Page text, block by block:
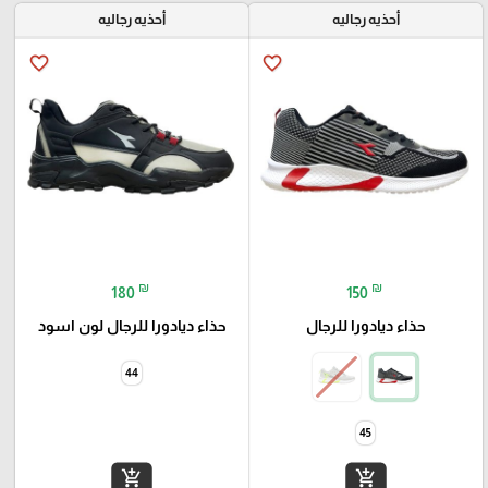
أحذيه رجاليه
favorite_border
150 ₪
حذاء ديادورا للرجال
45
add_shopping_cart
أحذيه رجاليه
favorite_border
180 ₪
حذاء ديادورا للرجال لون اسود
44
add_shopping_cart